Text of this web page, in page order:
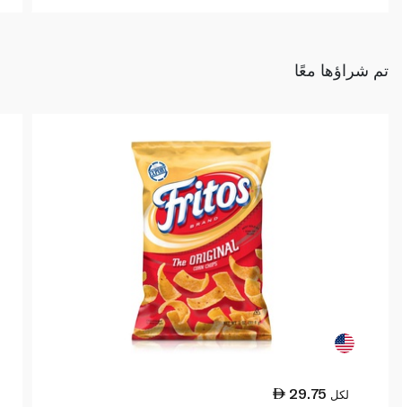
تم شراؤها معًا
29.75 لكل